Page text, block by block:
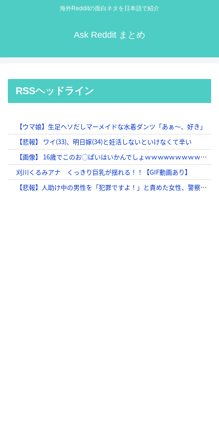
海外Redditの面白ネタを日本語で紹介
Ask Reddit まとめ
RSSヘッドライン